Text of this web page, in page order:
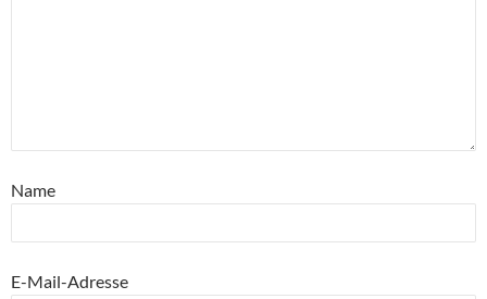
Name
E-Mail-Adresse